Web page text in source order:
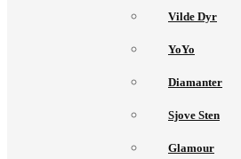
Vilde Dyr
YoYo
Diamanter
Sjove Sten
Glamour